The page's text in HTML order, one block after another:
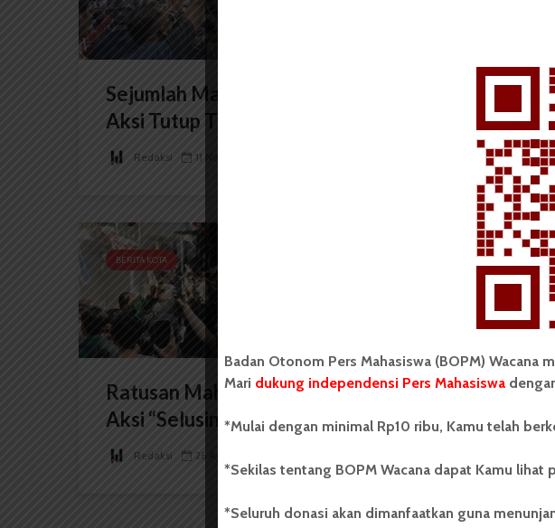
Sejumlah Masyarakat Lakukan
Aksi Tutup TPL di Kantor...
Redaksi 11 November 2025
Korpus
Bukan
Redaksi
BERITA KOTA
Ratusan Mahasiswa USU Gelar
Aksi “Selusin Tuntutan...
Redaksi 26 Agustus 2025
KATA KITA
Kata
Aksi
Badan Otonom Pers Mahasiswa (BOPM) Wacana
Mari dukung independensi Pers Mahasiswa
*Mulai dengan minimal Rp10 ribu, Kamu telah
*Sekilas tentang BOPM Wacana dapat Kamu lihat
*Seluruh donasi akan dimanfaatkan guna